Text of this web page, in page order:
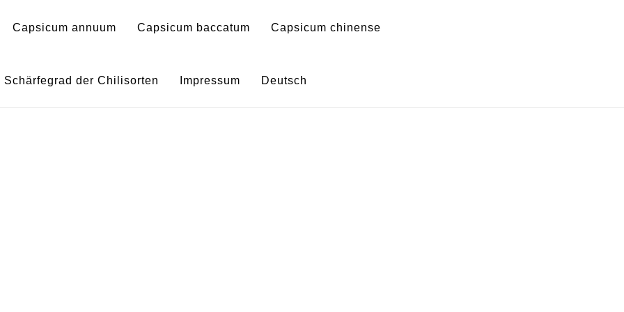
Capsicum annuum Capsicum baccatum Capsicum chinense
Schärfegrad der Chilisorten Impressum Deutsch
2 – Capsicum baccatum